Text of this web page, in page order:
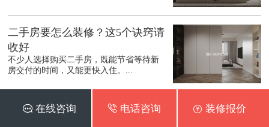
二手房要怎么装修？这5个诀窍请
收好
不少人选择购买二手房，既能节省等待新
房交付的时间，又能更快入住。...
新房装修避坑，这3个地方别瞎
 在线咨询  电话咨询  装修报价